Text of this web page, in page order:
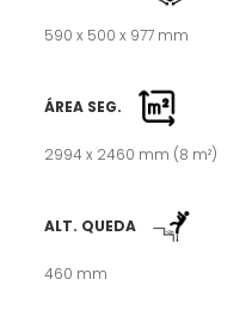
590 x 500 x 977 mm
ÁREA SEG.
2994 x 2460 mm (8 m²)
ALT. QUEDA
460 mm